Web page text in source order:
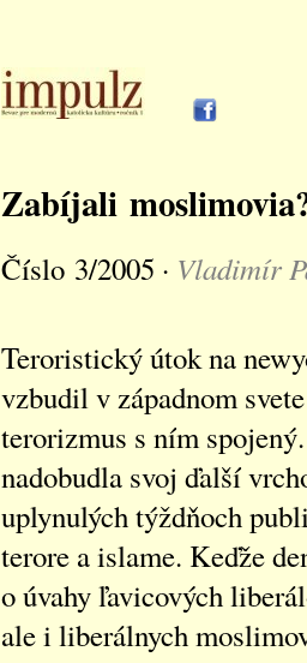
Zabíjali
Číslo 3/2005 · Vladimír
Teroristický útok na
vzbudil v západnom
terorizmus s ním
nadobudla svoj ďalší
uplynulých týždňoch
terore a islame. Keďže
o úvahy ľavicových
ale i liberálnych